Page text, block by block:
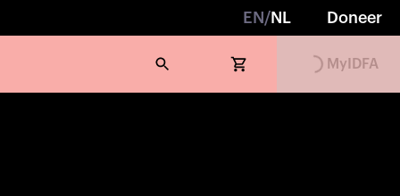
EN /NL Doneer
Loading... MyIDFA